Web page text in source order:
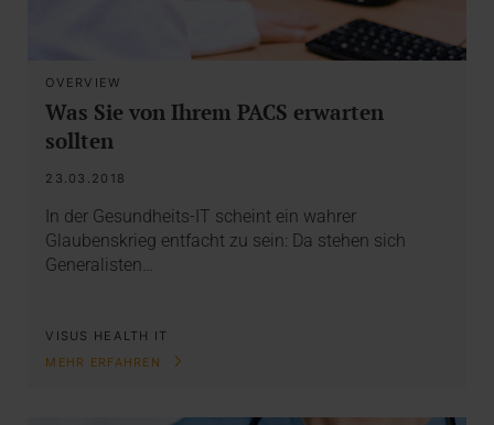
OVERVIEW
Was Sie von Ihrem PACS erwarten
sollten
23.03.2018
In der Gesundheits-IT scheint ein wahrer
Glaubenskrieg entfacht zu sein: Da stehen sich
Generalisten…
VISUS HEALTH IT
MEHR ERFAHREN